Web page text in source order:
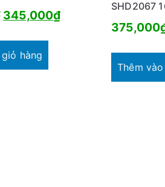
Giá
là:
345,000₫Giá
hàng
SHD2067
375,000
Thêm